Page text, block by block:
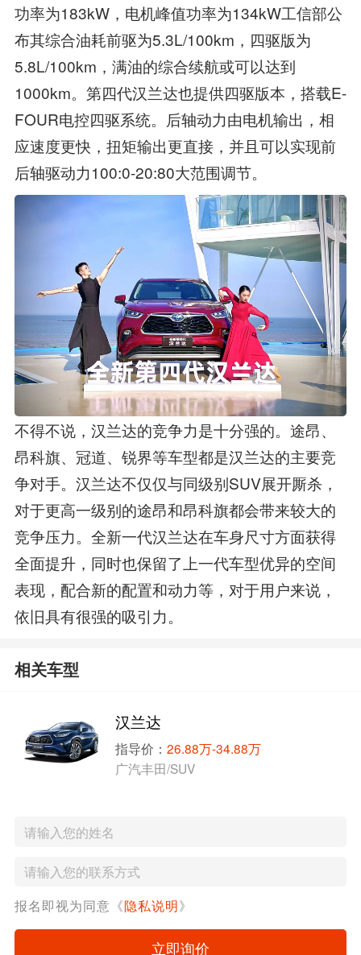
功率为183kW，电机峰值功率为134kW工信部公
布其综合油耗前驱为5.3L/100km，四驱版为
5.8L/100km，满油的综合续航或可以达到
1000km。第四代汉兰达也提供四驱版本，搭载E-
FOUR电控四驱系统。后轴动力由电机输出，相
应速度更快，扭矩输出更直接，并且可以实现前
后轴驱动力100:0-20:80大范围调节。
不得不说，汉兰达的竞争力是十分强的。途昂、
昂科旗、冠道、锐界等车型都是汉兰达的主要竞
争对手。汉兰达不仅仅与同级别SUV展开厮杀，
对于更高一级别的途昂和昂科旗都会带来较大的
竞争压力。全新一代汉兰达在车身尺寸方面获得
全面提升，同时也保留了上一代车型优异的空间
表现，配合新的配置和动力等，对于用户来说，
依旧具有很强的吸引力。
相关车型
汉兰达
指导价：26.88万-34.88万
广汽丰田/SUV
报名即视为同意《隐私说明》
立即询价